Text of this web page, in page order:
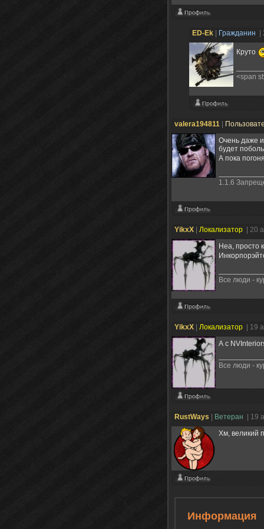
ED-Ek Гражданин
Круто
<span
valera194811
Очень даже
будет
А пока
1.1.6
YikxX Локализатор
| 20
Неа, просто
Все люди -
YikxX Локализатор
| 19
А с
Все люди -
RustWays Ветеран
| 19
Хм, великий
Информация